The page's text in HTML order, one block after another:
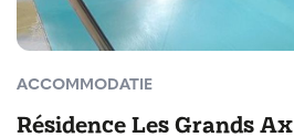
ACCOMMODATIE
Résidence Les Grands Ax